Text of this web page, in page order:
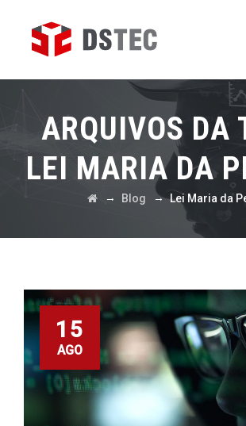
ARQUIVOS DA
LEI MARIA DA
→ Blog →Lei Maria da
15
AGO